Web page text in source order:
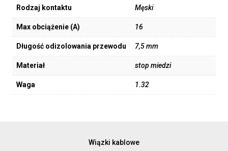
Rodzaj kontaktu Męski
Max obciążenie (A) 16
Długość odizolowania przewodu 7,5 mm
Materiał stop miedzi
Waga 1.32
Wiązki kablowe